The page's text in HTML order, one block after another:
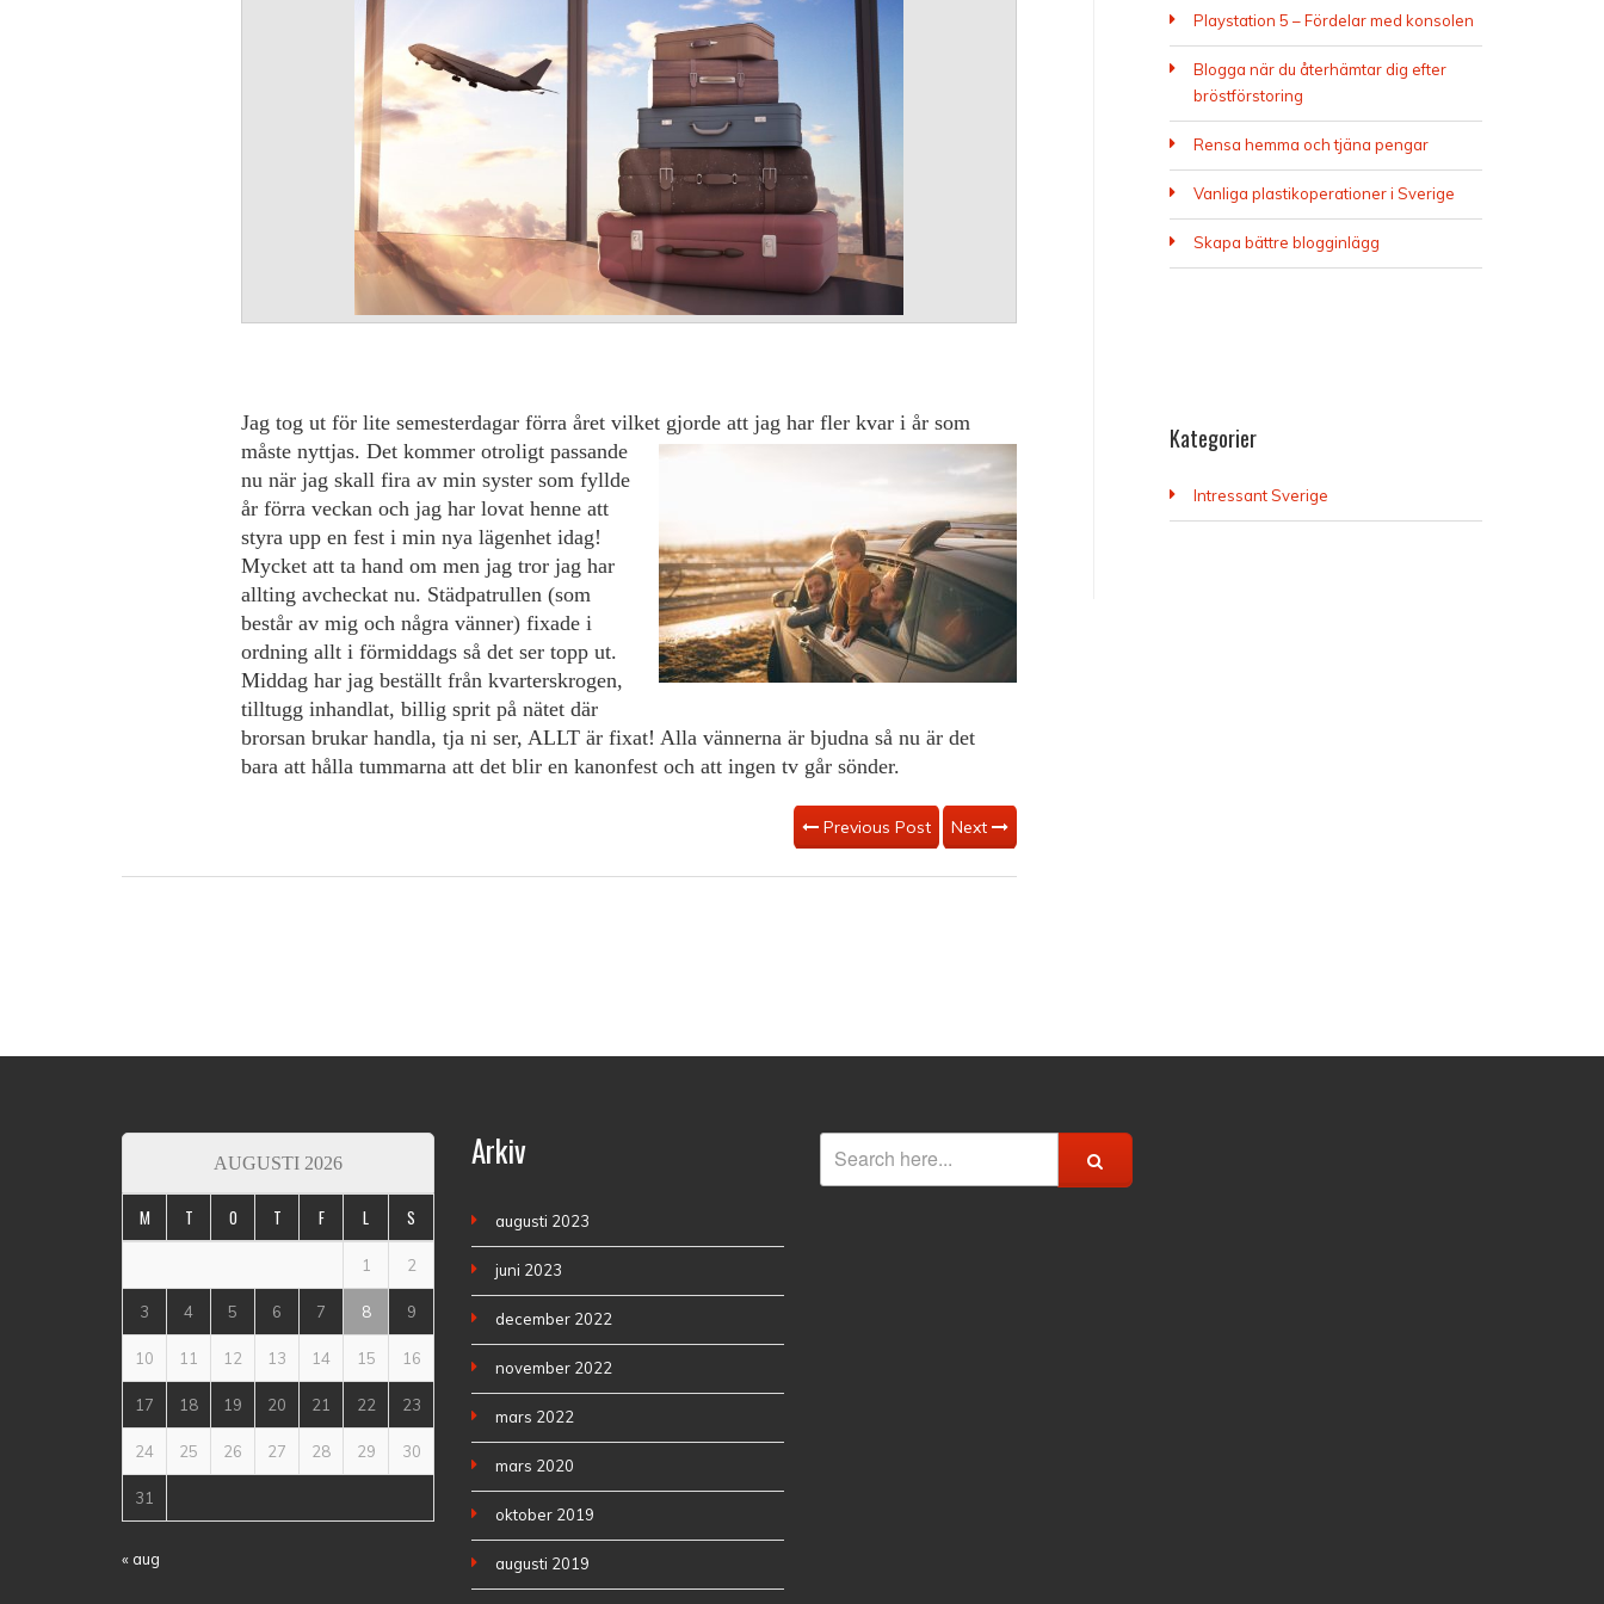
Jag tog ut för lite semesterdagar förra året vilket gjorde att jag har fler kvar i år som
måste nyttjas. Det kommer otroligt passande
nu när jag skall fira av min syster som fyllde
år förra veckan och jag har lovat henne att
styra upp en fest i min nya lägenhet idag!
Mycket att ta hand om men jag tror jag har
allting avcheckat nu. Städpatrullen (som
består av mig och några vänner) fixade i
ordning allt i förmiddags så det ser topp ut.
Middag har jag beställt från kvarterskrogen,
tilltugg inhandlat, billig sprit på nätet där
brorsan brukar handla, tja ni ser, ALLT är fixat! Alla vännerna är bjudna så nu är det
bara att hålla tummarna att det blir en kanonfest och att ingen tv går sönder.
Previous Post Next
Playstation 5 – Fördelar med konsolen
Blogga när du återhämtar dig efter
bröstförstoring
Rensa hemma och tjäna pengar
Vanliga plastikoperationer i Sverige
Skapa bättre blogginlägg
Kategorier
Intressant Sverige
AUGUSTI 2026
M T O T F L S
1 2
3 4 5 6 7 8 9
10 11 12 13 14 15 16
17 18 19 20 21 22 23
24 25 26 27 28 29 30
31
« aug
Arkiv
augusti 2023
juni 2023
december 2022
november 2022
mars 2022
mars 2020
oktober 2019
augusti 2019